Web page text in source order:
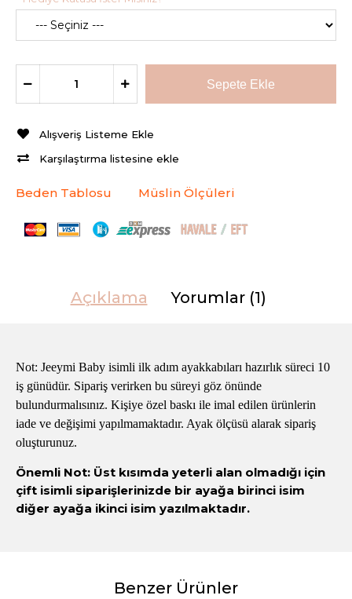
Alışveriş Listeme Ekle
Karşılaştırma listesine ekle
Beden Tablosu Müslin Ölçüleri
Açıklama Yorumlar (1)
Not: Jeeymi Baby isimli ilk adım ayakkabıları hazırlık süreci 10
iş günüdür. Sipariş verirken bu süreyi göz önünde
bulundurmalısınız. Kişiye özel baskı ile imal edilen ürünlerin
iade ve değişimi yapılmamaktadır. Ayak ölçüsü alarak sipariş
oluşturunuz.
Önemli Not: Üst kısımda yeterli alan olmadığı için
çift isimli siparişlerinizde bir ayağa birinci isim
diğer ayağa ikinci isim yazılmaktadır.
Benzer Ürünler